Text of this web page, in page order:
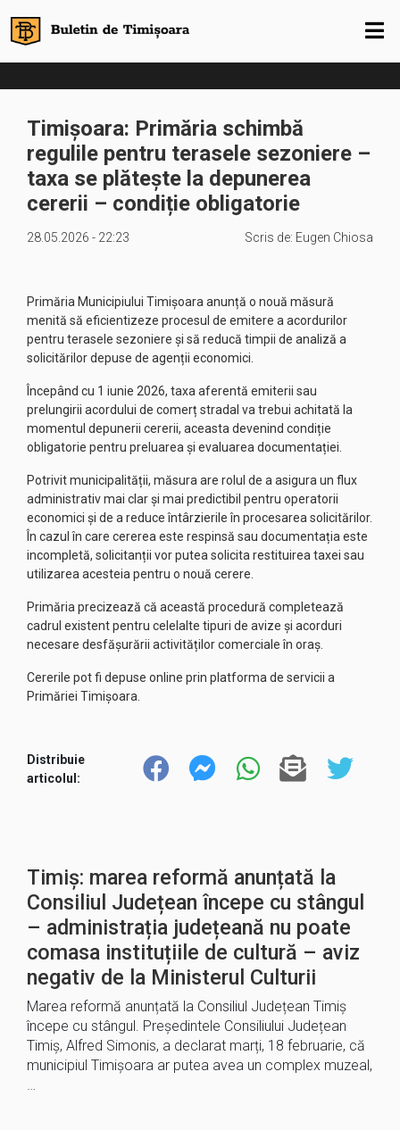
Timișoara: Primăria schimbă
regulile pentru terasele sezoniere –
taxa se plătește la depunerea
cererii – condiție obligatorie
28.05.2026 - 22:23 Scris de: Eugen Chiosa
Primăria Municipiului Timișoara anunță o nouă măsură
menită să eficientizeze procesul de emitere a acordurilor
pentru terasele sezoniere și să reducă timpii de analiză a
solicitărilor depuse de agenții economici.
Începând cu 1 iunie 2026, taxa aferentă emiterii sau
prelungirii acordului de comerț stradal va trebui achitată la
momentul depunerii cererii, aceasta devenind condiție
obligatorie pentru preluarea și evaluarea documentației.
Potrivit municipalității, măsura are rolul de a asigura un flux
administrativ mai clar și mai predictibil pentru operatorii
economici și de a reduce întârzierile în procesarea solicitărilor.
În cazul în care cererea este respinsă sau documentația este
incompletă, solicitanții vor putea solicita restituirea taxei sau
utilizarea acesteia pentru o nouă cerere.
Primăria precizează că această procedură completează
cadrul existent pentru celelalte tipuri de avize și acorduri
necesare desfășurării activităților comerciale în oraș.
Cererile pot fi depuse online prin platforma de servicii a
Primăriei Timișoara.
Distribuie
articolul:
Timiș: marea reformă anunțată la
Consiliul Județean începe cu stângul
– administrația județeană nu poate
comasa instituțiile de cultură – aviz
negativ de la Ministerul Culturii
Marea reformă anunțată la Consiliul Județean Timiș
începe cu stângul. Președintele Consiliului Județean
Timiș, Alfred Simonis, a declarat marți, 18 februarie, că
municipiul Timișoara ar putea avea un complex muzeal,
…